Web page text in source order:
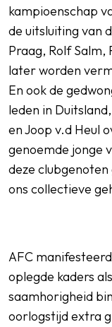
kampioenschap
de uitsluiting van
Praag, Rolf Salm,
later worden
En ook de
leden in
en Joop v.d Heul
genoemde jonge
deze
ons collectieve
AFC
oplegde kaders
saamhorigheid
oorlogstijd extra